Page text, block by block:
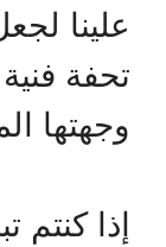
علينا
تحفة
وجهتها
إذا